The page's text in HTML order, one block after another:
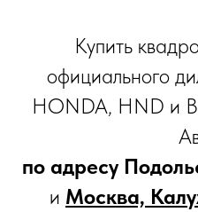
Купить
официального
HONDA, HND и
по адресу
и Москва,